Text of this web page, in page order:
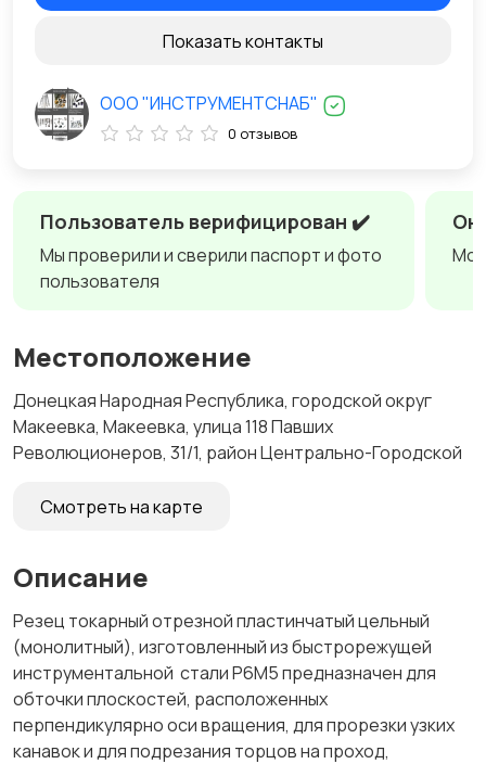
Пользователь верифицирован ✔️
Мы проверили и сверили паспорт и фото
пользователя
Местоположение
Донецкая Народная Республика, городской округ
Макеевка, Макеевка, улица 118 Павших
Революционеров, 31/1, район Центрально-Городской
Смотреть на карте
Описание
Резец токарный отрезной пластинчатый цельный
(монолитный), изготовленный из быстрорежущей
инструментальной стали Р6М5 предназначен для
обточки плоскостей, расположенных
перпендикулярно оси вращения, для прорезки узких
канавок и для подрезания торцов на проход,
Показать контакты
ООО "ИНСТРУМЕНТСНАБ"
0 отзывов